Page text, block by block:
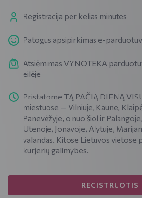
Registracija per kelias minutes
Patogus apsipirkimas e-
Atsiėmimas VYNOTEKA
eilėje
Pristatome TĄ PAČIĄ DIENĄ
miestuose — Vilniuje, Kaune,
Panevėžyje, o nuo šiol ir
Utenoje, Jonavoje, Alytuje,
valandas. Kitose Lietuvos vietose
kurjerių galimybes.
REGISTRUOTIS